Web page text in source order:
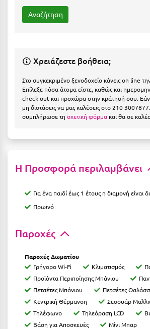
Θάσος
Θεσσαλονίκη
Ι
Ικαρία
Ιωάννινα
Καβάλα
Καλάβρυτα
Καλαμάτα
Χρειάζεστε βοήθεια;
Στο συγκεκριμένο ξενοδοχείο κάνεις on line
Επίλεξε πόσα άτομα είστε, καθώς και
check out και προχώρα στην κράτησή σου. Εάν
μη διστάσεις να μας καλέσεις στο 210
συμπλήρωσε τη σχετική φόρμα και θα σε
Η Προσφορά περιλαμβάνει
Για ένα παιδί έως 1 έτους η διαμονή είναι
Πρωινό
Παροχές
Παροχές Δωματίου
Γρήγορο Wi-Fi
Κλιματισμός
Προϊόντα Περιποίησης Μπάνιου
Πετσέτες Μπάνιου
Πετσέτες
Κεντρική Θέρμανση
Σεσουάρ
Τηλέφωνο
Τηλεόραση LCD
Βάση για Αποσκευές
Μίνι Μπαρ